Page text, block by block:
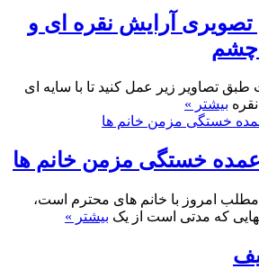
آرایش نقره ای و
تصاویر زیر عمل کنید تا با سایه ای
بیشتر »
امروز با خانم های محترم است،
که مدتی است از یک بیشتر »